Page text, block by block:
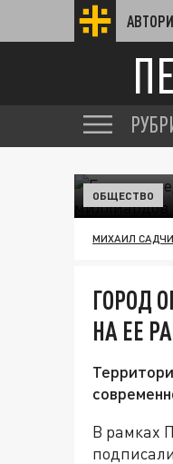
ОБЩЕСТВО
МИХАИЛ
ГОРОД
НА ЕЕ
В рамках